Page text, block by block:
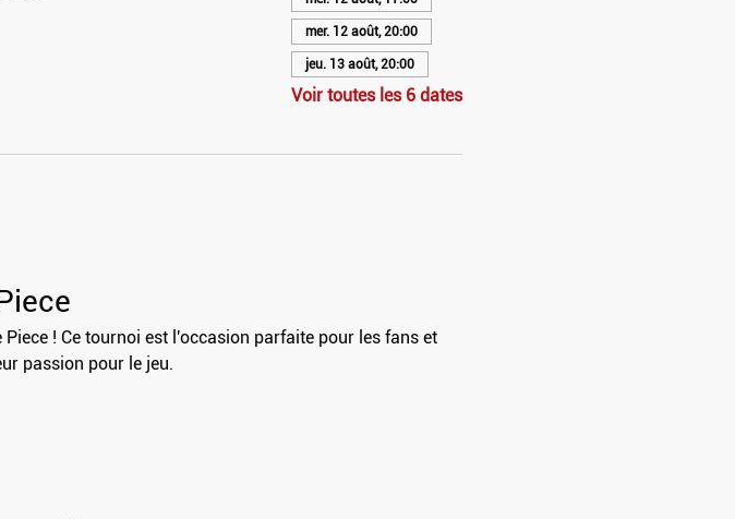
mer. 12 août, 20:00
jeu. 13 août, 20:00
Voir toutes les 6 dates
! Ce tournoi est l'occasion parfaite pour les fans et
passion pour le jeu.